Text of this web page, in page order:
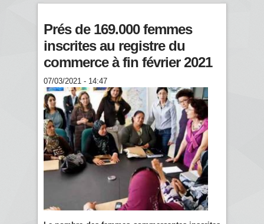
Prés de 169.000 femmes
inscrites au registre du
commerce à fin février 2021
07/03/2021 - 14:47